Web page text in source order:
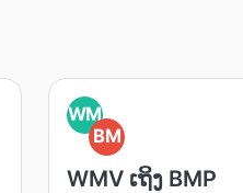
WM
BM
WMV ເຖິງ BMP